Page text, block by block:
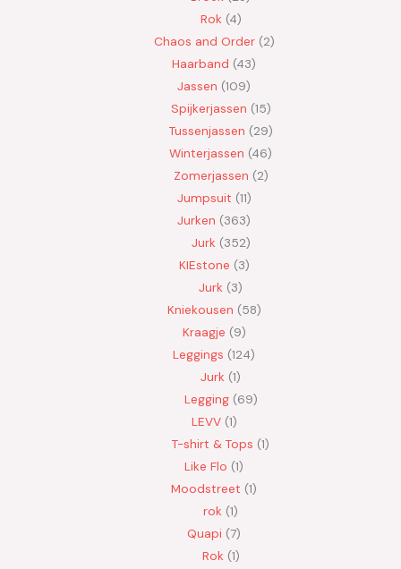
Rok 4
Chaos and Order 2
Haarband 43
Jassen 109
Spijkerjassen 15
Tussenjassen 29
Winterjassen 46
Zomerjassen 2
Jumpsuit 11
Jurken 363
Jurk 352
KIEstone 3
Jurk 3
Kniekousen 58
Kraagje 9
Leggings 124
Jurk 1
Legging 69
LEVV 1
T-shirt & Tops 1
Like Flo 1
Moodstreet 1
rok 1
Quapi 7
Rok 1